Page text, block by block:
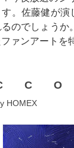
。佐藤健が
のでしょう
ァンアートを
C O
HOMEX